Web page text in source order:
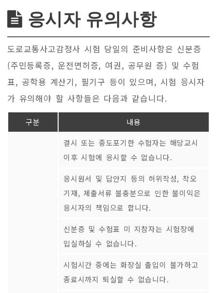
응시자 유의사항
도로교통사고감정사 시험 당일의 준비사항은 신분증
(주민등록증, 운전면허증, 여권, 공무원 증) 및 수험
표, 공학용 계산기, 필기구 등이 있으며, 시험 응시자
가 유의해야 할 사항들은 다음과 같습니다.
구분 내용
결시 또는 중도포기한 수험자는 해당교시
이후 시험에 응시할 수 없습니다.
응시원서 및 답안지 등의 허위작성, 착오
기재, 제출서류 불충분으로 인한 불이익은
응시자의 책임으로 합니다.
신분증 및 수험표 미 지참자는 시험장에
입실하실 수 없습니다.
시험시간 중에는 화장실 출입이 불가하고
종료시까지 퇴실할 수 없습니다.